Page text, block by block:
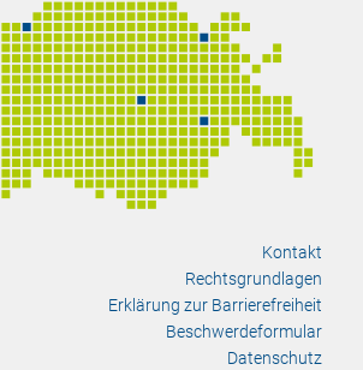
Kontakt
Rechtsgrundlagen
Erklärung zur Barrierefreiheit
Beschwerdeformular
Datenschutz